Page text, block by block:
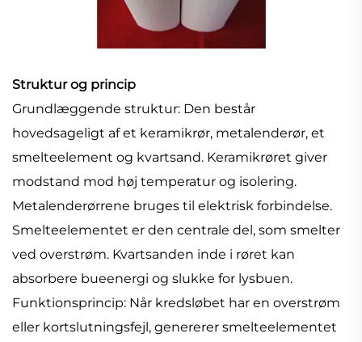
Struktur og princip
Grundlæggende struktur: Den består
hovedsageligt af et keramikrør, metalenderør, et
smelteelement og kvartsand. Keramikrøret giver
modstand mod høj temperatur og isolering.
Metalenderørrene bruges til elektrisk forbindelse.
Smelteelementet er den centrale del, som smelter
ved overstrøm. Kvartsanden inde i røret kan
absorbere bueenergi og slukke for lysbuen.
Funktionsprincip: Når kredsløbet har en overstrøm
eller kortslutningsfejl, genererer smelteelementet